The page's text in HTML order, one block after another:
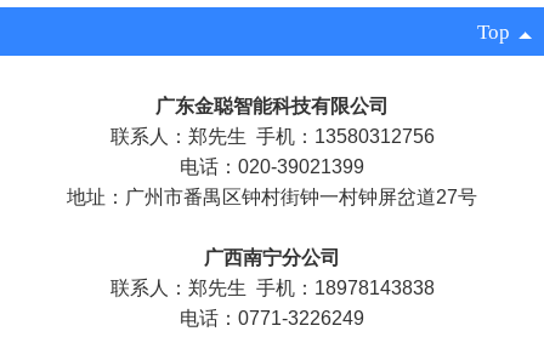
Top
广东金聪智能科技有限公司
联系人：郑先生 手机：13580312756
电话：020-39021399
地址：广州市番禺区钟村街钟一村钟屏岔道27号
广西南宁分公司
联系人：郑先生 手机：18978143838
电话：0771-3226249